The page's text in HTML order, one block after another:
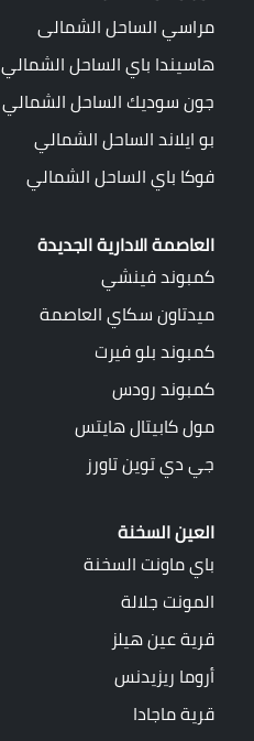
مراسي الساحل الشمالى
هاسيندا باي الساحل الشمالي
جون سوديك الساحل الشمالي
بو ايلاند الساحل الشمالي
فوكا باي الساحل الشمالي
العاصمة الادارية الجديدة
كمبوند فينشي
ميدتاون سكاي العاصمة
كمبوند بلو فيرت
كمبوند رودس
مول كابيتال هايتس
جي دي توين تاورز
العين السخنة
باي ماونت السخنة
المونت جلالة
قرية عين هيلز
أروما ريزيدنس
قرية ماجادا